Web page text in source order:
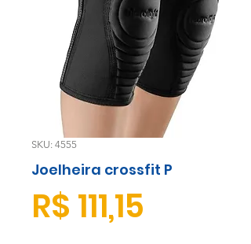
SKU: 4555
Joelheira crossfit P
R$ 111,15